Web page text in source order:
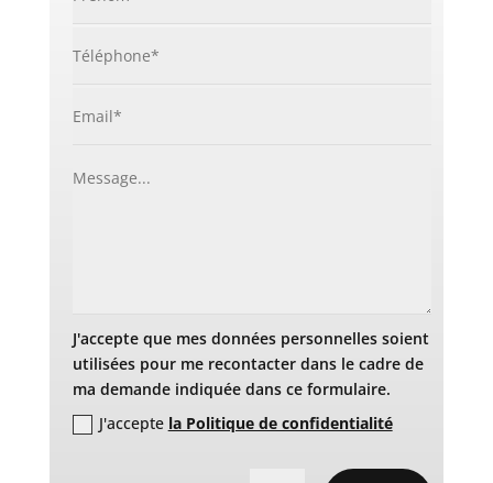
J'accepte que mes données personnelles soient
utilisées pour me recontacter dans le cadre de
ma demande indiquée dans ce formulaire.
J'accepte la Politique de confidentialité